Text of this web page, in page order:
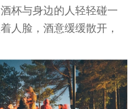
杯与身边的人轻轻碰一
人脸，酒意缓缓散开，